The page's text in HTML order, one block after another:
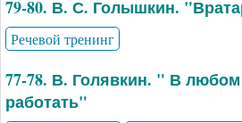
79-80. В. С. Голышкин.
Речевой тренинг
77-78. В. Голявкин. " В
работать"